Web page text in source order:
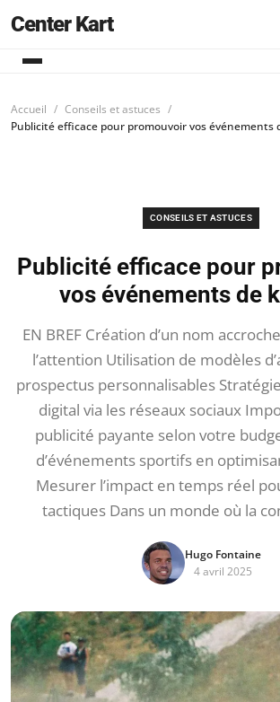
Center Kart
Accueil
Conseils et astuces
Publicité efficace pour promouvoir vos événements
CONSEILS ET ASTUCES
Publicité efficace pour
vos événements de
EN BREF Création d’un nom
l’attention Utilisation de modèles
prospectus personnalisables
digital via les réseaux sociaux
publicité payante selon votre
d’événements sportifs en
Mesurer l’impact en temps réel
tactiques Dans un monde où la
Hugo Fontaine
4 avril 2025